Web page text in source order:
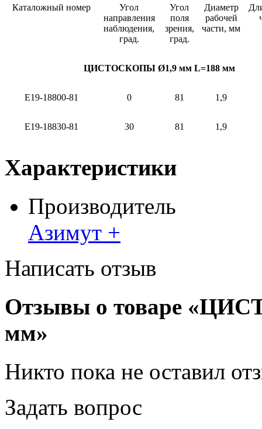
Каталожный номер
Угол
направления
наблюдения,
град.
Угол
поля
зрения,
град.
Диаметр
рабочей
части, мм
ЦИСТОСКОПЫ Ø1,9 мм L=188 мм
Е19-18800-81 0 81 1,9
Е19-18830-81 30 81 1,9
Характеристики
Производитель
Азимут +
Написать отзыв
Отзывы о товаре
мм»
Никто пока не оставил
Задать вопрос